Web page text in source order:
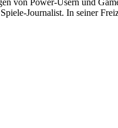
Journalist. In seiner